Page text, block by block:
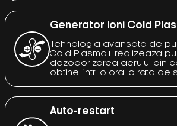
Generator ioni Cold
Tehnologia avansata de
Cold Plasma+ realizeaza
dezodorizarea aerului din
obtine, intr-o ora, o rata de
Auto-restart